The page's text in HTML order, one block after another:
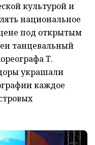
культурой и
национальное
под открытым
танцевальный
Т.
украшали
каждое